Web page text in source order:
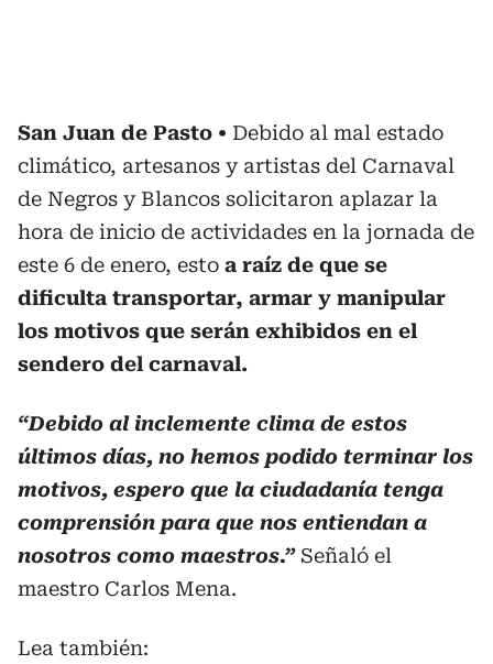
San Juan de Pasto
Debido al mal estado
climático, artesanos y artistas del Carnaval
de Negros y Blancos solicitaron aplazar la
hora de inicio de actividades en la jornada de
este 6 de enero, esto a raíz de que se
dificulta transportar, armar y manipular
los motivos que serán exhibidos en el
sendero del carnaval.
“Debido al inclemente clima de estos
últimos días, no hemos podido terminar los
motivos, espero que la ciudadanía tenga
comprensión para que nos entiendan a
nosotros como maestros.”Señaló el
maestro Carlos Mena.
Lea también: